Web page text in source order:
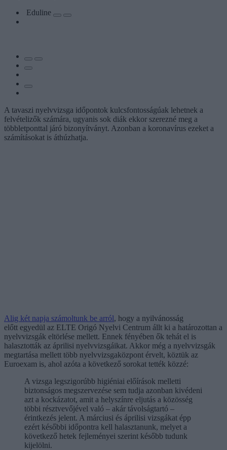
Eduline
A tavaszi nyelvvizsga időpontok kulcsfontosságúak lehetnek a
felvételizők számára, ugyanis sok diák ekkor szerezné meg a
többletponttal járó bizonyítványt. Azonban a koronavírus ezeket a
számításokat is áthúzhatja.
Alig két napja számoltunk be arról, hogy a nyilvánosság
előtt egyedül az ELTE Origó Nyelvi Centrum állt ki a határozottan a
nyelvvizsgák eltörlése mellett. Ennek fényében ők tehát el is
halasztották az áprilisi nyelvvizsgáikat. Akkor még a nyelvvizsgák
megtartása mellett több nyelvvizsgaközpont érvelt, köztük az
Euroexam is, ahol azóta a következő sorokat tették közzé:
A vizsga legszigorúbb higiéniai előírások melletti
biztonságos megszervezése sem tudja azonban kivédeni
azt a kockázatot, amit a helyszínre eljutás a közösség
többi résztvevőjével való – akár távolságtartó –
érintkezés jelent. A márciusi és áprilisi vizsgákat épp
ezért későbbi időpontra kell halasztanunk, melyet a
következő hetek fejleményei szerint később tudunk
kijelölni.